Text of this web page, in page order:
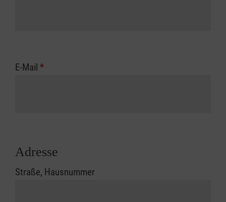
E-Mail *
Adresse
Straße, Hausnummer